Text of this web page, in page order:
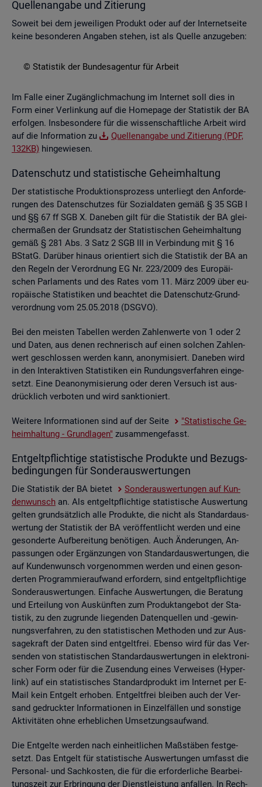
Quel­len­an­ga­be und Zi­tie­rung
So­weit bei dem je­wei­li­gen Pro­dukt oder auf der In­ter­net­sei­te
keine be­son­de­ren An­ga­ben ste­hen, ist als Quel­le an­zu­ge­ben:
© Sta­tis­tik der Bun­des­agen­tur für Ar­beit
Im Falle einer Zu­gäng­lich­ma­chung im In­ter­net soll dies in
Form einer Ver­lin­kung auf die Home­page der Sta­tis­tik der BA
er­fol­gen. Ins­be­son­de­re für die wis­sen­schaft­li­che Ar­beit wird
auf die In­for­ma­ti­on zu
Quel­len­an­ga­be und Zi­tie­rung (PDF,
132KB) hin­ge­wie­sen.
Da­ten­schutz und sta­tis­ti­sche Ge­heim­hal­tung
Der sta­tis­ti­sche Pro­duk­ti­ons­pro­zess un­ter­liegt den An­for­de­
run­gen des Da­ten­schut­zes für So­zi­al­da­ten gemäß § 35 SGB I
und §§ 67 ff SGB X. Da­ne­ben gilt für die Sta­tis­tik der BA glei­
cher­ma­ßen der Grund­satz der Sta­tis­ti­schen Ge­heim­hal­tung
gemäß § 281 Abs. 3 Satz 2 SGB III in Ver­bin­dung mit § 16
BStatG. Dar­über hin­aus ori­en­tiert sich die Sta­tis­tik der BA an
den Re­geln der Ver­ord­nung EG Nr. 223/2009 des Eu­ro­päi­
schen Par­la­ments und des Rates vom 11. März 2009 über eu­
ro­päi­sche Sta­tis­ti­ken und be­ach­tet die Da­ten­schutz-Grund­
ver­ord­nung vom 25.05.2018 (DSGVO).
Bei den meis­ten Ta­bel­len wer­den Zah­len­wer­te von 1 oder 2
und Daten, aus denen rech­ne­risch auf einen sol­chen Zah­len­
wert ge­schlos­sen wer­den kann, an­ony­mi­siert. Da­ne­ben wird
in den In­ter­ak­ti­ven Sta­tis­ti­ken ein Run­dungs­ver­fah­ren ein­ge­
setzt. Eine De­an­ony­mi­sie­rung oder deren Ver­such ist aus­
drück­lich ver­bo­ten und wird sank­tio­niert.
Wei­te­re In­for­ma­tio­nen sind auf der Seite
"Sta­tis­ti­sche Ge­
heim­hal­tung - Grund­la­gen" zu­sam­men­ge­fasst.
Ent­gelt­pflich­ti­ge sta­tis­ti­sche Pro­duk­te und Be­zugs­
be­din­gun­gen für Son­der­aus­wer­tun­gen
Die Sta­tis­tik der BA bie­tet
Son­der­aus­wer­tun­gen auf Kun­
den­wunsch an. Als ent­gelt­pflich­ti­ge sta­tis­ti­sche Aus­wer­tung
gel­ten grund­sätz­lich alle Pro­duk­te, die nicht als Stan­dard­aus­
wer­tung der Sta­tis­tik der BA ver­öf­fent­licht wer­den und eine
ge­son­der­te Auf­be­rei­tung be­nö­ti­gen. Auch Än­de­run­gen, An­
pas­sun­gen oder Er­gän­zun­gen von Stan­dard­aus­wer­tun­gen, die
auf Kun­den­wunsch vor­ge­nom­men wer­den und einen ge­son­
der­ten Pro­gram­mier­auf­wand er­for­dern, sind ent­gelt­pflich­ti­ge
Son­der­aus­wer­tun­gen. Ein­fa­che Aus­wer­tun­gen, die Be­ra­tung
und Er­tei­lung von Aus­künf­ten zum Pro­dukt­an­ge­bot der Sta­
tis­tik, zu den zu­grun­de lie­gen­den Da­ten­quel­len und -ge­win­
nungs­ver­fah­ren, zu den sta­tis­ti­schen Me­tho­den und zur Aus­
sa­ge­kraft der Daten sind ent­gelt­frei. Eben­so wird für das Ver­
sen­den von sta­tis­ti­schen Stan­dard­aus­wer­tun­gen in elek­tro­ni­
scher Form oder für die Zu­sen­dung eines Ver­wei­ses (Hy­per­
link) auf ein sta­tis­ti­sches Stan­dard­pro­dukt im In­ter­net per E-
Mail kein Ent­gelt er­ho­ben. Ent­gelt­frei blei­ben auch der Ver­
sand ge­druck­ter In­for­ma­tio­nen in Ein­zel­fäl­len und sons­ti­ge
Ak­ti­vi­tä­ten ohne er­heb­li­chen Um­set­zungs­auf­wand.
Die Ent­gel­te wer­den nach ein­heit­li­chen Maß­stä­ben fest­ge­
setzt. Das Ent­gelt für sta­tis­ti­sche Aus­wer­tun­gen um­fasst die
Per­so­nal- und Sach­kos­ten, die für die er­for­der­li­che Be­ar­bei­
tungs­zeit zur Er­brin­gung der Dienst­leis­tung an­fal­len. In Rech­